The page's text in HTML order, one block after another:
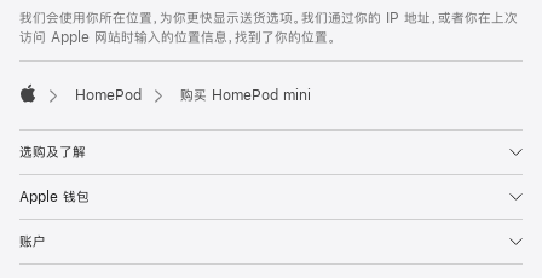
我们会使用你所在位置，为你更快显示送货选项。我们通过你的 IP 地址，或者你在上次
访问 Apple 网站时输入的位置信息，找到了你的位置。
HomePod 购买 HomePod mini
选购及了解
Apple 钱包
账户